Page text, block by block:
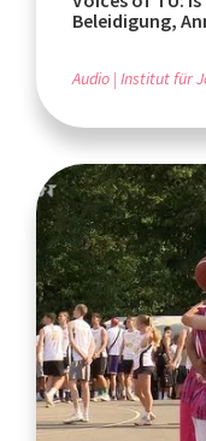
Beleidigung,
Audio Institut für